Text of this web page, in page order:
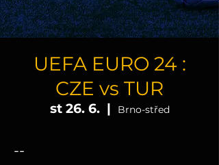
UEFA EURO 24 :
CZE vs TUR
st 26. 6.
  |
Brno-střed
--